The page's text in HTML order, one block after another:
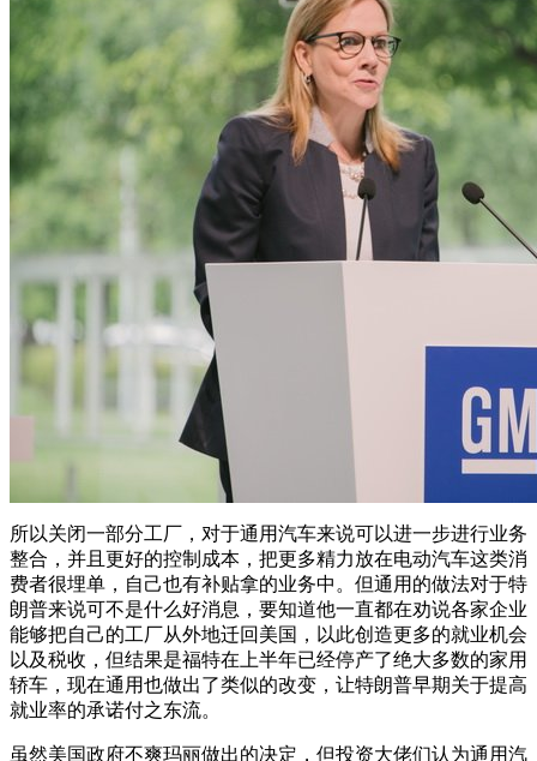
所以关闭一部分工厂，对于通用汽车来说可以进一步进行业务
整合，并且更好的控制成本，把更多精力放在电动汽车这类消
费者很埋单，自己也有补贴拿的业务中。但通用的做法对于特
朗普来说可不是什么好消息，要知道他一直都在劝说各家企业
能够把自己的工厂从外地迁回美国，以此创造更多的就业机会
以及税收，但结果是福特在上半年已经停产了绝大多数的家用
轿车，现在通用也做出了类似的改变，让特朗普早期关于提高
就业率的承诺付之东流。
虽然美国政府不爽玛丽做出的决定，但投资大佬们认为通用汽